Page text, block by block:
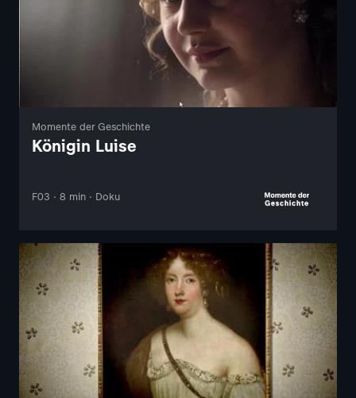
Momente der Geschichte
Königin Luise
F03 · 8 min · Doku